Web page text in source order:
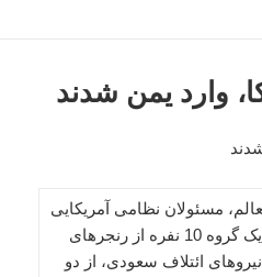
وارد یمن شدند
مسئولان نظامی آمریکایی
به این روزنامه خبر دادند که یک گروه 10 نفره از رنجرهای
ائتلاف سعودی، از دو